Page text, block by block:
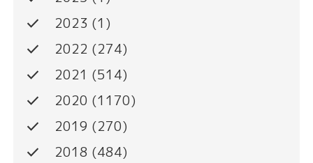
done 2023 (1)
done 2022 (274)
done 2021 (514)
done 2020 (1170)
done 2019 (270)
done 2018 (484)